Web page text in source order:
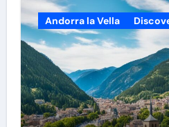
Andorra la Vella